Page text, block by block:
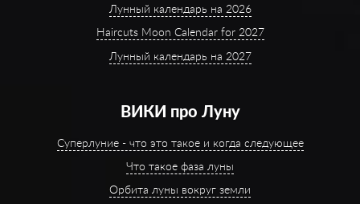
Лунный календарь на 2026
Haircuts Moon Calendar for 2027
Лунный календарь на 2027
ВИКИ про Луну
Суперлуние - что это такое и когда следующее
Что такое фаза луны
Орбита луны вокруг земли